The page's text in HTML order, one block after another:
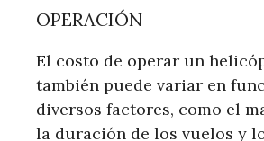
OPERACIÓN
El costo de operar un
también puede variar en
diversos factores, como el
la duración de los vuelos y